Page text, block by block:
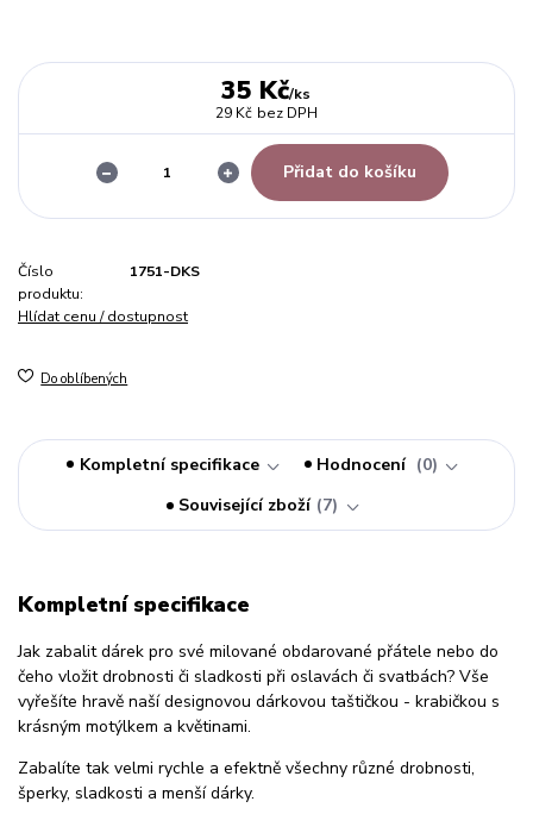
35 Kč/ks
29 Kč bez DPH
Přidat do košíku
Číslo
produktu:
1751-DKS
Hlídat cenu / dostupnost
Do oblíbených
Kompletní specifikace Hodnocení
0
Související zboží 7
Kompletní specifikace
Jak zabalit dárek pro své milované obdarované přátele nebo do
čeho vložit drobnosti či sladkosti při oslavách či svatbách? Vše
vyřešíte hravě naší designovou dárkovou taštičkou - krabičkou s
krásným motýlkem a květinami.
Zabalíte tak velmi rychle a efektně všechny různé drobnosti,
šperky, sladkosti a menší dárky.